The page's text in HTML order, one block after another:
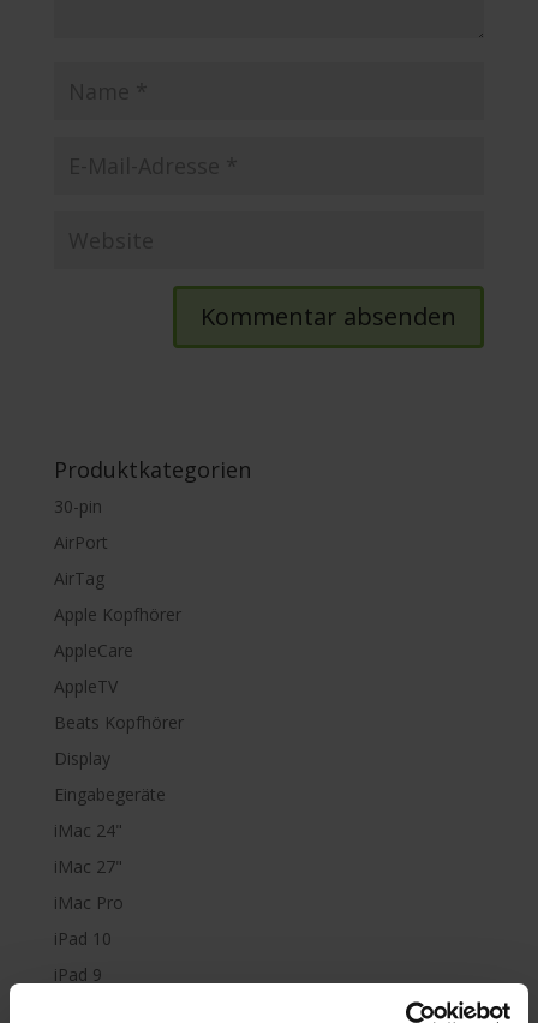
Produktkategorien
30-pin
AirPort
AirTag
Apple Kopfhörer
AppleCare
AppleTV
Beats Kopfhörer
Display
Eingabegeräte
iMac 24"
iMac 27"
iMac Pro
iPad 10
iPad 9